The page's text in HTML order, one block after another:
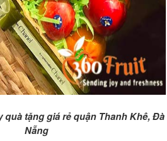
quà tặng giá rẻ quận Thanh Khê, Đà
Nẵng